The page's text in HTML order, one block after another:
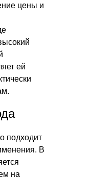
цены и
ей
подходит
В
на